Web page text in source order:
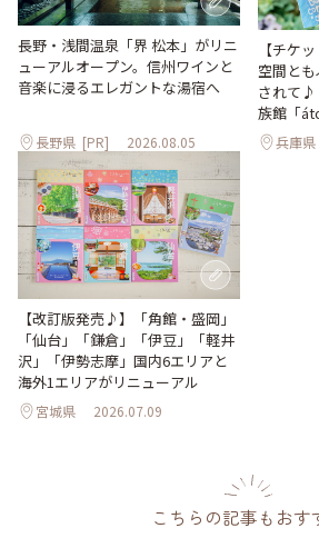
長野・浅間温泉「界 松本」がリニ
ューアルオープン。信州ワインと
音楽に浸るエレガントな湯宿へ
長野県 [PR] 2026.08.05
【チケ
空間と
されて♪
族館「
兵庫県
【改訂版発売♪】「角館・盛岡」
「仙台」「鎌倉」「伊豆」「軽井
沢」「伊勢志摩」国内6エリアと
海外1エリアがリニューアル
宮城県 2026.07.09
こちらの記事もおす